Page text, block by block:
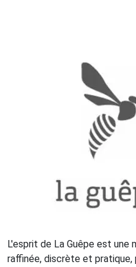
L'esprit de La Guêpe est une
raffinée, discrète et